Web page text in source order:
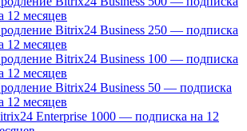
12 месяцев
Bitrix24 Business 250 — подписка
12 месяцев
Bitrix24 Business 100 — подписка
12 месяцев
Bitrix24 Business 50 — подписка
12 месяцев
Enterprise 1000 — подписка на 12